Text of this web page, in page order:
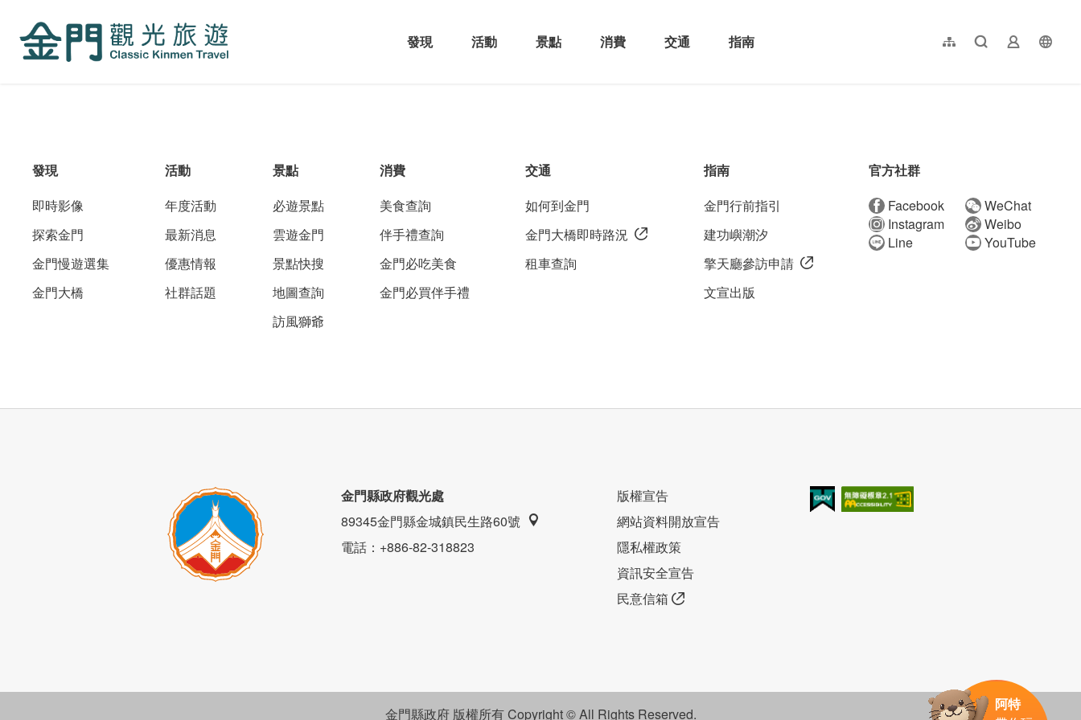
發現
活動 景點 消費 交通 指南 網站導覽全文檢索業者登入
阿特
發現
即時影像
探索金門
金門慢遊選集
金門大橋
活動
年度活動
最新消息
優惠情報
社群話題
景點
必遊景點
雲遊金門
景點快搜
地圖查詢
訪風獅爺
消費
美食查詢
伴手禮查詢
金門必吃美食
金門必買伴手禮
交通
如何到金門
金門大橋即時路況
租車查詢
指南
金門行前指引
建功嶼潮汐
擎天廳參訪申請
文宣出版
官方社群
Facebook
WeChat
Instagram
Weibo
Line
YouTube
金門縣政府觀光處
89345金門縣金城鎮民生路60號
電話：+886-82-318823
版權宣告
網站資料開放宣告
隱私權政策
資訊安全宣告
民意信箱
金門縣政府 版權所有 Copyright © All Rights Reserved.